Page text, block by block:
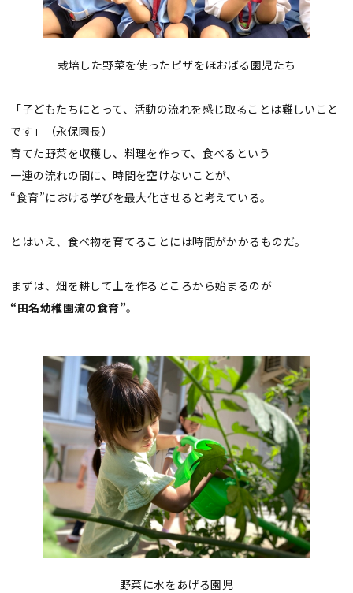
栽培した野菜を使ったピザをほおばる園児たち
「子どもたちにとって、活動の流れを感じ取ることは難しいこと
です」（永保園長）
育てた野菜を収穫し、料理を作って、食べるという
一連の流れの間に、時間を空けないことが、
“食育”における学びを最大化させると考えている。
とはいえ、食べ物を育てることには時間がかかるものだ。
まずは、畑を耕して土を作るところから始まるのが
“田名幼稚園流の食育”。
野菜に水をあげる園児